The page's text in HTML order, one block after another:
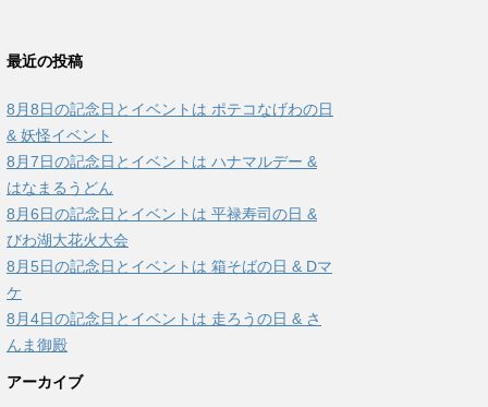
最近の投稿
8月8日の記念日とイベントは ポテコなげわの日
& 妖怪イベント
8月7日の記念日とイベントは ハナマルデー &
はなまるうどん
8月6日の記念日とイベントは 平禄寿司の日 &
びわ湖大花火大会
8月5日の記念日とイベントは 箱そばの日 & Dマ
ケ
8月4日の記念日とイベントは 走ろうの日 & さ
んま御殿
アーカイブ